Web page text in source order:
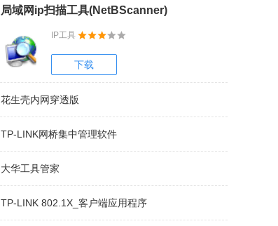
局域网ip扫描工具(NetBScanner)
IP工具
下载
花生壳内网穿透版
TP-LINK网桥集中管理软件
大华工具管家
TP-LINK 802.1X_客户端应用程序